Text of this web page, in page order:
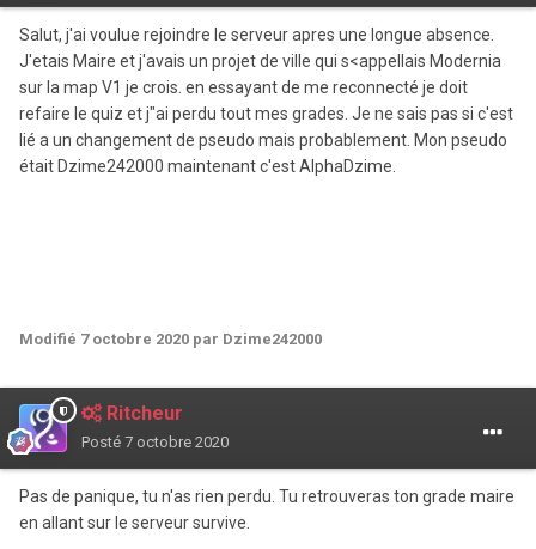
Salut, j'ai voulue rejoindre le serveur apres une longue absence.
J'etais Maire et j'avais un projet de ville qui s<appellais Modernia
sur la map V1 je crois. en essayant de me reconnecté je doit
refaire le quiz et j"ai perdu tout mes grades. Je ne sais pas si c'est
lié a un changement de pseudo mais probablement. Mon pseudo
était Dzime242000 maintenant c'est AlphaDzime.
Modifié 7 octobre 2020 par Dzime242000
Ritcheur
Posté 7 octobre 2020
Pas de panique, tu n'as rien perdu. Tu retrouveras ton grade maire
en allant sur le serveur survive.